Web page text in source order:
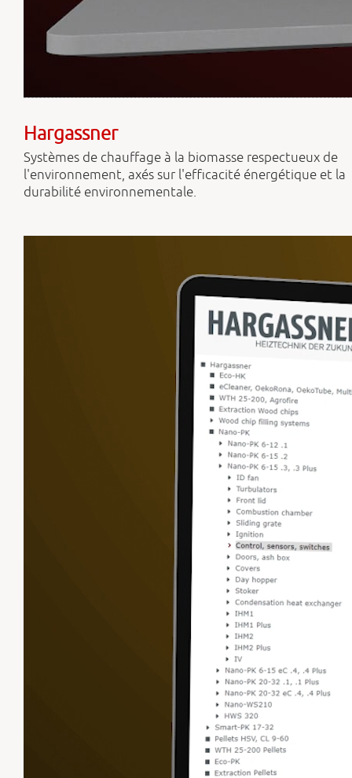
Hargassner
Systèmes de chauffage à la biomasse respectueux de
l'environnement, axés sur l'efficacité énergétique et la
durabilité environnementale.